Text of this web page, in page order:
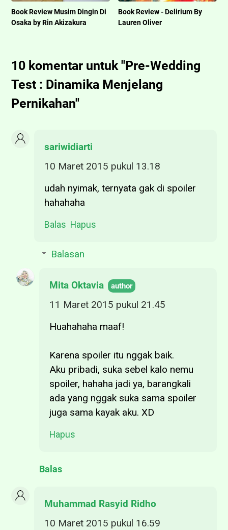
Book Review Musim Dingin Di
Osaka by Rin Akizakura
Book Review - Delirium By
Lauren Oliver
10 komentar untuk "Pre-Wedding
Test : Dinamika Menjelang
Pernikahan"
sariwidiarti
10 Maret 2015 pukul 13.18
udah nyimak, ternyata gak di spoiler
hahahaha
Balas Hapus
Balasan
Mita Oktavia
11 Maret 2015 pukul 21.45
Huahahaha maaf!
Karena spoiler itu nggak baik.
Aku pribadi, suka sebel kalo nemu
spoiler, hahaha jadi ya, barangkali
ada yang nggak suka sama spoiler
juga sama kayak aku. XD
Hapus
Balas
Muhammad Rasyid Ridho
10 Maret 2015 pukul 16.59